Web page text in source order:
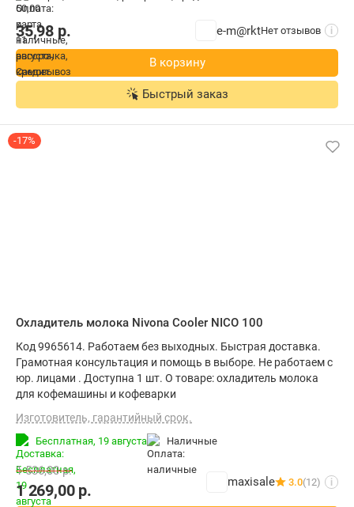
35,98 р. e-m@rktНет отзывов i
В корзину
Быстрый заказ
-17%
Охладитель молока Nivona Cooler NICO 100
Код 9965614. Работаем без выходных. Быстрая доставка.
Грамотная консультация и помощь в выборе. Не работаем с
юр. лицами . Доступна 1 шт. О товаре: охладитель молока
для кофемашины и кофеварки
Изготовитель, гарантийный срок.
Бесплатная, 19 августа наличные
1 269,00р.
1 536,00р.
maxisale 3.0(12) i